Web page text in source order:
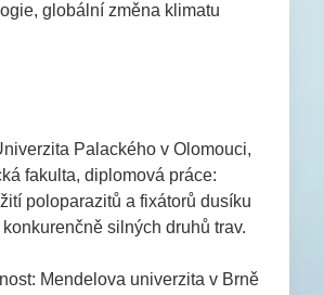
globální změna klimatu
Palackého v Olomouci,
fakulta, diplomová práce:
poloparazitů a fixátorů dusíku
silných druhů trav.
Mendelova univerzita v Brně